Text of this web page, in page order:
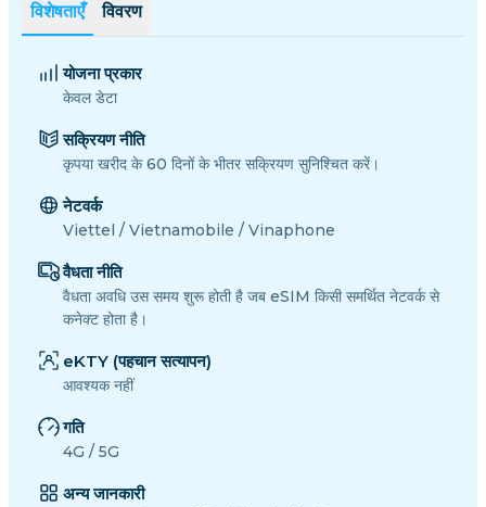
विशेषताएँ विवरण
योजना प्रकार
केवल डेटा
सक्रियण नीति
कृपया खरीद के 60 दिनों के भीतर सक्रियण सुनिश्चित करें।
नेटवर्क
Viettel / Vietnamobile / Vinaphone
वैधता नीति
वैधता अवधि उस समय शुरू होती है जब eSIM किसी समर्थित नेटवर्क से
कनेक्ट होता है।
eKTY (पहचान सत्यापन)
आवश्यक नहीं
गति
4G / 5G
अन्य जानकारी